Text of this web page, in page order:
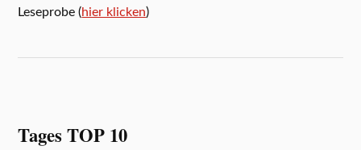
Leseprobe (hier klicken)
Tages TOP 10